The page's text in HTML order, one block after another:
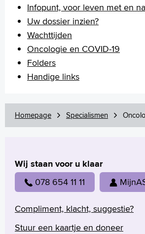
Infopunt, voor leven met en
Uw dossier inzien?
Wachttijden
Oncologie en COVID-19
Folders
Handige links
Homepage Specialismen
Wij staan voor u klaar
078 654 11 11
Compliment, klacht, suggestie?
Stuur een kaartje en doneer